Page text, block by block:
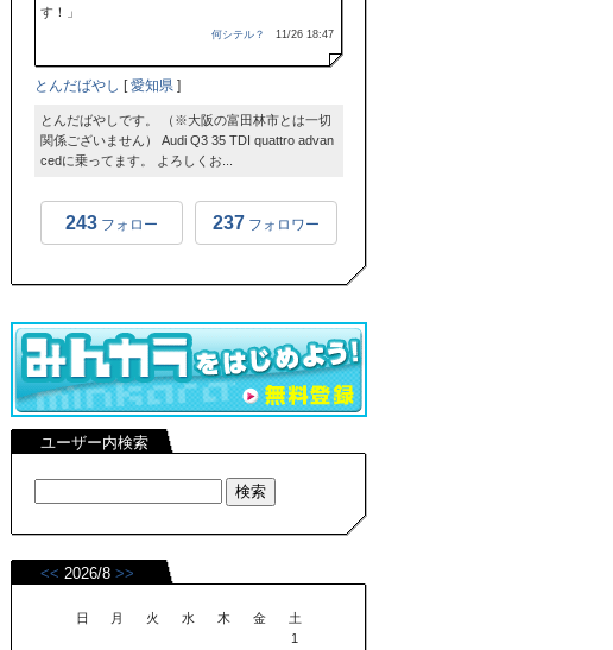
す！」
何シテル？ 11/26 18:47
とんだばやし [愛知県 ]
とんだばやしです。 （※大阪の富田林市とは一切
関係ございません） Audi Q3 35 TDI quattro advan
cedに乗ってます。 よろしくお...
243 フォロー 237 フォロワー
ユーザー内検索
<< 2026/8 >>
日 月 火 水 木 金
土
1